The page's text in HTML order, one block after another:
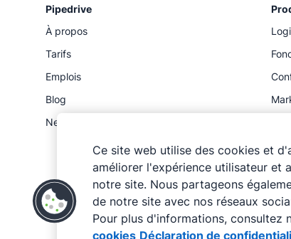
Pipedrive
À propos
Tarifs
Emplois
Blog
Newsroom
API
Ce site web utilise des cookies et
améliorer l'expérience utilisateur et
notre site. Nous partageons
de notre site avec nos réseaux
Pour plus d'informations, consultez
cookies Déclaration de